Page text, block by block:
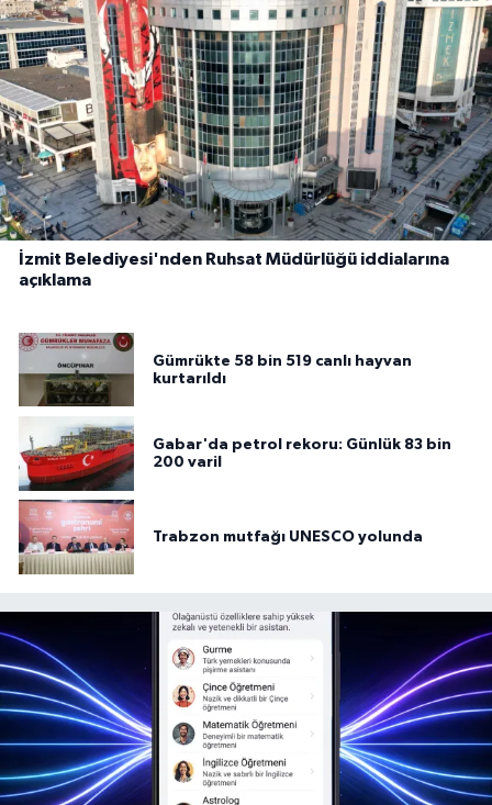
İzmit Belediyesi'nden Ruhsat Müdürlüğü iddialarına
açıklama
Gümrükte 58 bin 519 canlı hayvan
kurtarıldı
Gabar'da petrol rekoru: Günlük 83 bin
200 varil
Trabzon mutfağı UNESCO yolunda